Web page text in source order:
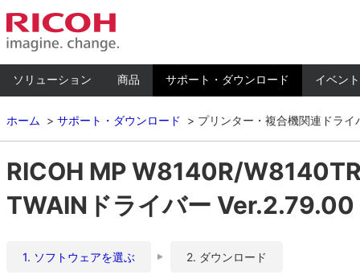
ソリューション 商品 サポート・ダウンロード イベン
ホーム サポート・ダウンロード プリンター・複合機関連ドライ
RICOH MP W8140R/
TWAINドライバー Ver.2.79.00
1. ソフトウェアを選ぶ 2. ダウンロード